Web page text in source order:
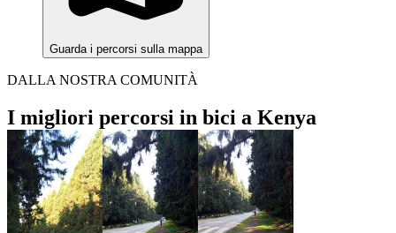
Guarda i percorsi sulla mappa
DALLA NOSTRA COMUNITÀ
I migliori percorsi in bici a Kenya